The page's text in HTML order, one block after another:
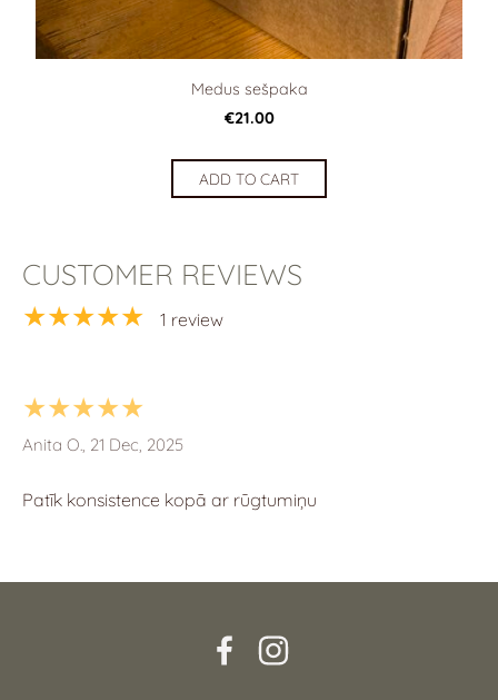
Medus sešpaka
€21.00
ADD TO CART
CUSTOMER REVIEWS
★★★★★ 1 review
★★★★★
Anita O., 21 Dec, 2025
Patīk konsistence kopā ar rūgtumiņu